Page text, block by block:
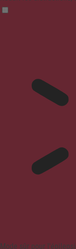
Mode sûr pour